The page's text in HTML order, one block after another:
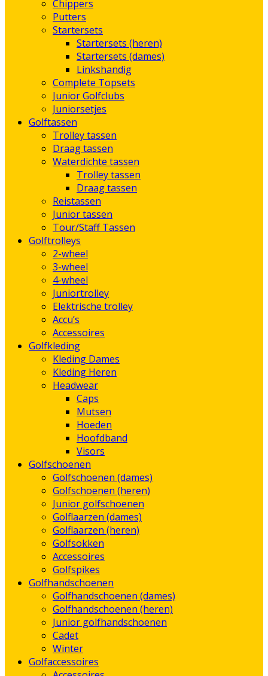
Chippers
Putters
Startersets
Startersets (heren)
Startersets (dames)
Linkshandig
Complete Topsets
Junior Golfclubs
Juniorsetjes
Golftassen
Trolley tassen
Draag tassen
Waterdichte tassen
Trolley tassen
Draag tassen
Reistassen
Junior tassen
Tour/Staff Tassen
Golftrolleys
2-wheel
3-wheel
4-wheel
Juniortrolley
Elektrische trolley
Accu’s
Accessoires
Golfkleding
Kleding Dames
Kleding Heren
Headwear
Caps
Mutsen
Hoeden
Hoofdband
Visors
Golfschoenen
Golfschoenen (dames)
Golfschoenen (heren)
Junior golfschoenen
Golflaarzen (dames)
Golflaarzen (heren)
Golfsokken
Accessoires
Golfspikes
Golfhandschoenen
Golfhandschoenen (dames)
Golfhandschoenen (heren)
Junior golfhandschoenen
Cadet
Winter
Golfaccessoires